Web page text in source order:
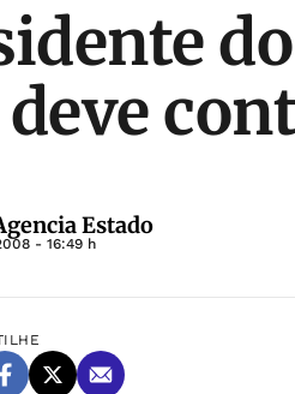
Estado
- 16:49 h